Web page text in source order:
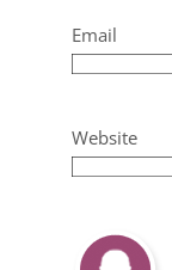
Email
Website